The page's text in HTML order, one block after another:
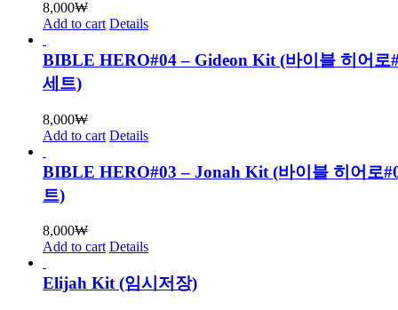
8,000₩
Add to cart Details
BIBLE HERO#04 – Gideon Kit (바이블 히어로
세트)
8,000₩
Add to cart Details
BIBLE HERO#03 – Jonah Kit (바이블 히어로
트)
8,000₩
Add to cart Details
Elijah Kit (임시저장)